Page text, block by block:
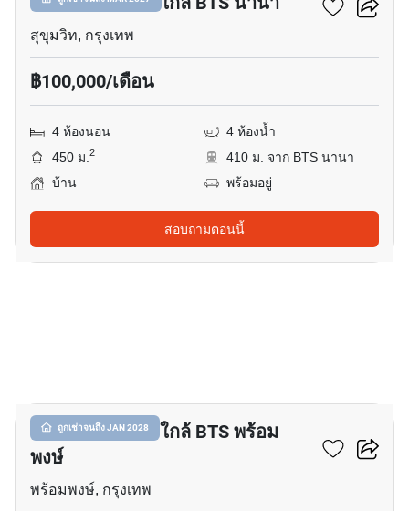
สุขุมวิท, กรุงเทพ
฿100,000/เดือน
4 ห้องนอน
4 ห้องน้ำ
450 ม.2
410 ม. จาก BTS นานา
บ้าน
พร้อมอยู่
สอบถามตอนนี้
ถูกเช่าจนถึง JAN 2028
บ้าน 3-ห้องนอน ใกล้ BTS พร้อม
พงษ์
พร้อมพงษ์, กรุงเทพ